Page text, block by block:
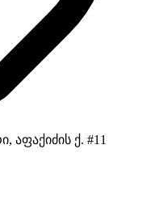
აფაქიძის ქ. #11